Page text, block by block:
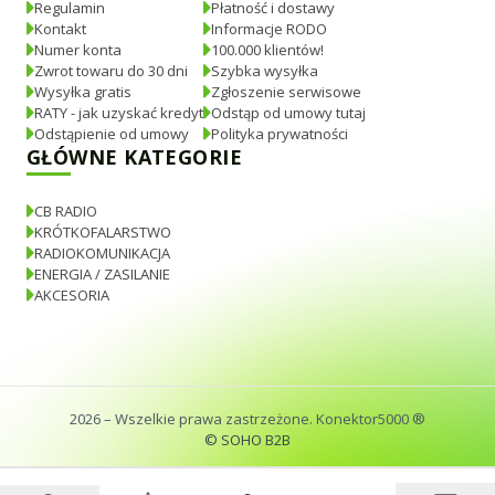
Regulamin
Kontakt
Numer konta
Zwrot towaru do 30 dni
Wysyłka gratis
RATY - jak uzyskać kredyt
Odstąpienie od umowy
Płatność i dostawy
Informacje RODO
100.000 klientów!
Szybka wysyłka
Zgłoszenie serwisowe
Odstąp od umowy tutaj
Polityka prywatności
GŁÓWNE KATEGORIE
CB RADIO
KRÓTKOFALARSTWO
RADIOKOMUNIKACJA
ENERGIA / ZASILANIE
AKCESORIA
2026– Wszelkie prawa zastrzeżone. Konektor5000 ®
© SOHO B2B